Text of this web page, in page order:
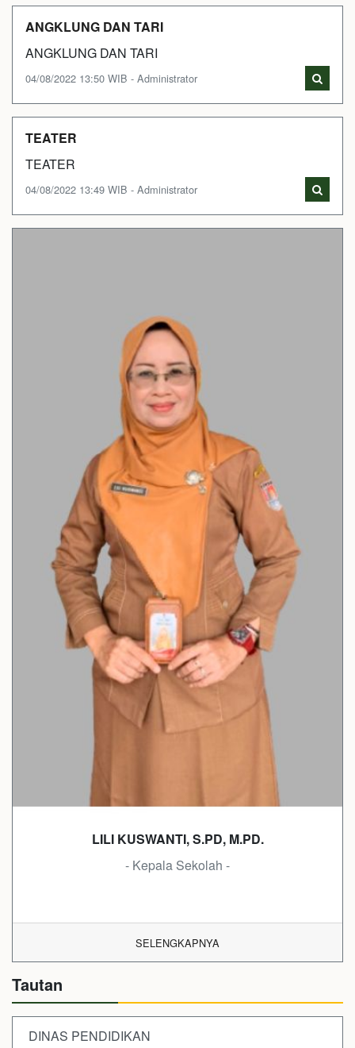
ANGKLUNG DAN TARI
ANGKLUNG DAN TARI
04/08/2022 13:50 WIB - Administrator
TEATER
TEATER
04/08/2022 13:49 WIB - Administrator
LILI KUSWANTI, S.PD, M.PD.
- Kepala Sekolah -
SELENGKAPNYA
Tautan
DINAS PENDIDIKAN